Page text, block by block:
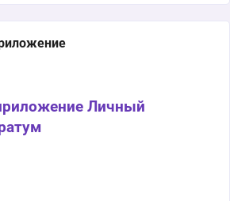
Личный